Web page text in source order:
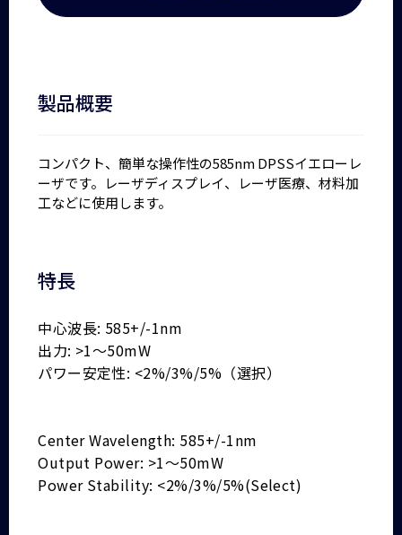
製品概要
コンパクト、簡単な操作性の585nm DPSSイエローレ
ーザです。レーザディスプレイ、レーザ医療、材料加
工などに使用します。
特長
中心波長: 585+/-1nm
出力: >1～50mW
パワー安定性: <2%/3%/5%（選択）
Center Wavelength: 585+/-1nm
Output Power: >1～50mW
Power Stability: <2%/3%/5%(Select)